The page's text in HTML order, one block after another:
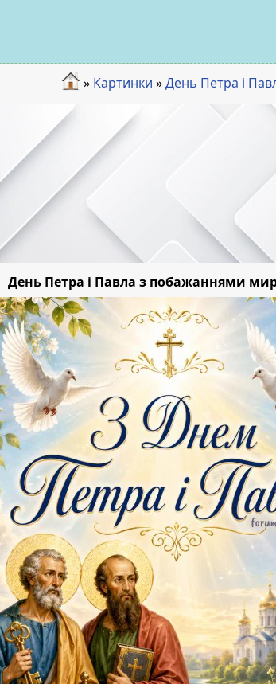
» Картинки »День Петра і
День Петра і Павла з побажаннями